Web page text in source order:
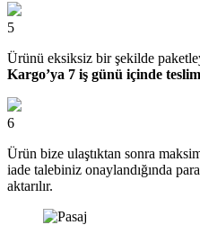
5
Ürünü eksiksiz bir şekilde
Kargo’ya 7 iş günü içinde
6
Ürün bize ulaştıktan sonra
iade talebiniz onaylandığında
aktarılır.